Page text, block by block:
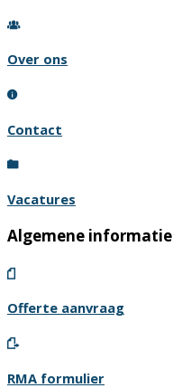
Over ons
Contact
Vacatures
Algemene informatie
Offerte aanvraag
RMA formulier